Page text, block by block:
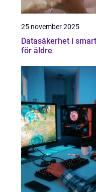
25 november 2025
Datasäkerhet i
för äldre